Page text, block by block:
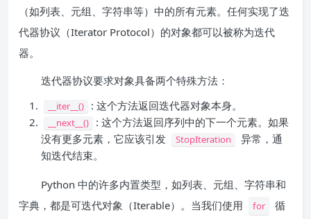
（如列表、元组、字符串等）中的所有元素。任何实现了迭
代器协议（Iterator Protocol）的对象都可以被称为迭代
器。
迭代器协议要求对象具备两个特殊方法：
__iter__() : 这个方法返回迭代器对象本身。
__next__()
: 这个方法返回序列中的下一个元素。如果
没有更多元素，它应该引发
StopIteration
异常，通
知迭代结束。
Python 中的许多内置类型，如列表、元组、字符串和
字典，都是可迭代对象（Iterable）。当我们使用
for
循